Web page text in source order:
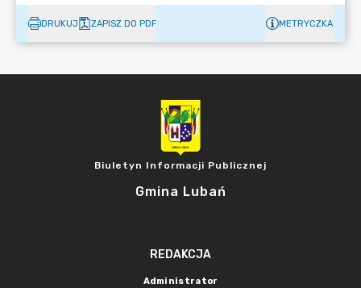
DRUKUJ ZAPISZ DO PDF METRYCZKA
Biuletyn Informacji Publicznej
Gmina Lubań
REDAKCJA
Administrator